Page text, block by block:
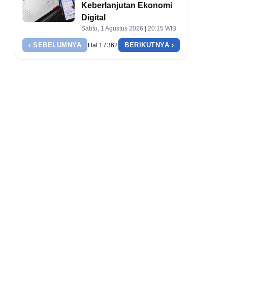
Keberlanjutan Ekonomi
Digital
Sabtu, 1 Agustus 2026 | 20:15 WIB
‹ SEBELUMNYA Hal 1 / 362 BERIKUTNYA ›